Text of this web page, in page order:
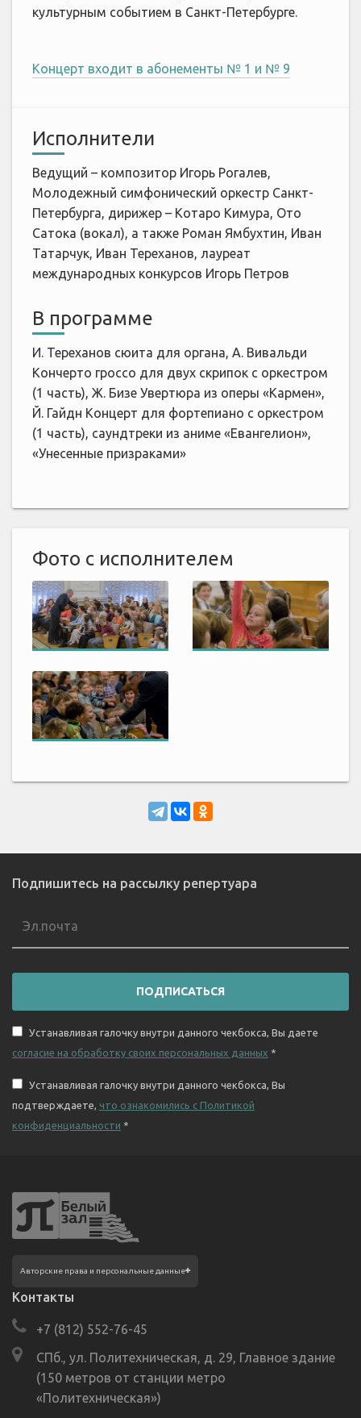
культурным событием в Санкт-Петербурге.
Концерт входит в абонементы № 1 и № 9
Исполнители
Ведущий – композитор Игорь Рогалев,
Молодежный симфонический оркестр Санкт-
Петербурга, дирижер – Котаро Кимура, Ото
Сатока (вокал), а также Роман Ямбухтин, Иван
Татарчук, Иван Тереханов, лауреат
международных конкурсов Игорь Петров
В программе
И. Тереханов сюита для органа, А. Вивальди
Кончерто гроссо для двух скрипок с оркестром
(1 часть), Ж. Бизе Увертюра из оперы «Кармен»,
Й. Гайдн Концерт для фортепиано с оркестром
(1 часть), саундтреки из аниме «Евангелион»,
«Унесенные призраками»
Фото с исполнителем
Подпишитесь на рассылку репертуара
ПОДПИСАТЬСЯ
Устанавливая галочку внутри данного чекбокса, Вы даете
согласие на обработку своих персональных данных *
Устанавливая галочку внутри данного чекбокса, Вы
подтверждаете, что ознакомились с Политикой
конфиденциальности *
Авторские права и персональные данные
Фотографии размещены с согласия
с требованиями законодательства
все фотоматериалы являются объектами
и дальнейшее использование без
письменного согласия правообладателя
запрещено.
Контакты
+7 (812) 552-76-45
СПб., ул. Политехническая, д. 29, Главное здание
(150 метров от станции метро
«Политехническая»)